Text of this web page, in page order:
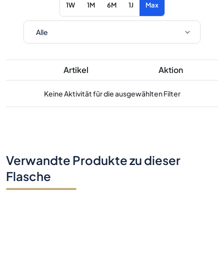
1W 1M 6M 1J Max
Artikel Aktion
Keine Aktivität für die ausgewählten Filter
Verwandte Produkte zu dieser
Flasche